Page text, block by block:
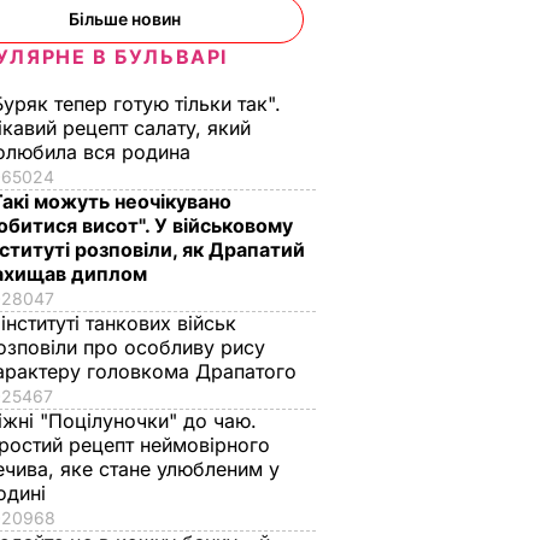
і
П'ять хвилин – і
бутерброди з
Більше новин
В БУЛЬВАРІ
тепер готую тільки так".
рецепт салату, який
вся родина
65024
можуть неочікувано
висот". У військовому
розповіли, як Драпатий
диплом
28047
танкових військ
про особливу рису
головкома Драпатого
25467
"Поцілуночки" до чаю.
рецепт неймовірного
яке стане улюбленим у
20968